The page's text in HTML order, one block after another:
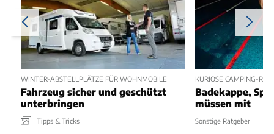
WINTER-ABSTELLPLÄTZE FÜR WOHNMOBILE
Fahrzeug sicher und geschützt
unterbringen
Tipps & Tricks
KURIOSE CAMPING-
Badekappe,
müssen mit
Sonstige Ratgeber